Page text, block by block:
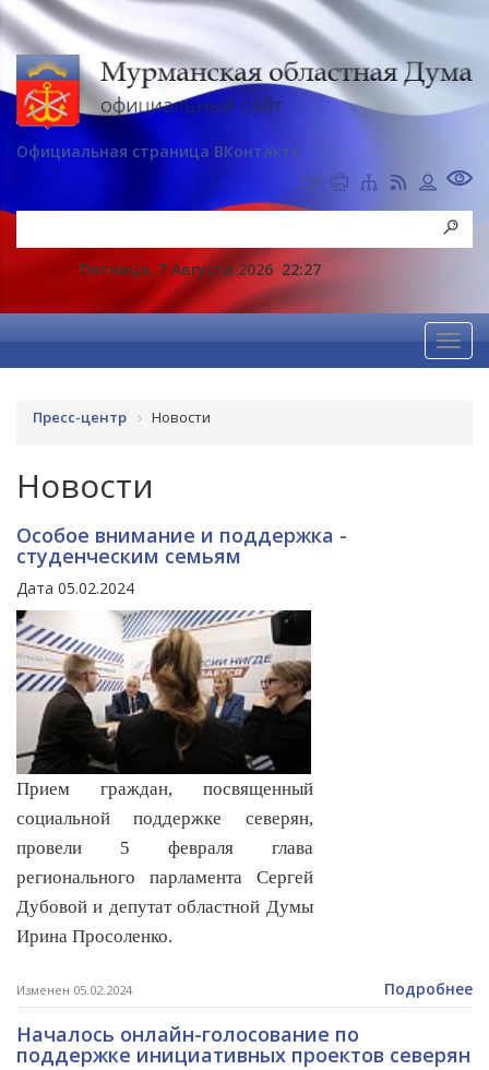
Официальная страница ВКонтакте
Пятница, 7 Августа 2026 22:27
Пресс-центр Новости
Новости
Особое внимание и поддержка -
студенческим семьям
Дата 05.02.2024
Прием граждан, посвященный
социальной поддержке северян,
провели 5 февраля глава
регионального парламента Сергей
Дубовой и депутат областной Думы
Ирина Просоленко.
Изменен 05.02.2024 Подробнее
Началось онлайн-голосование по
поддержке инициативных проектов северян